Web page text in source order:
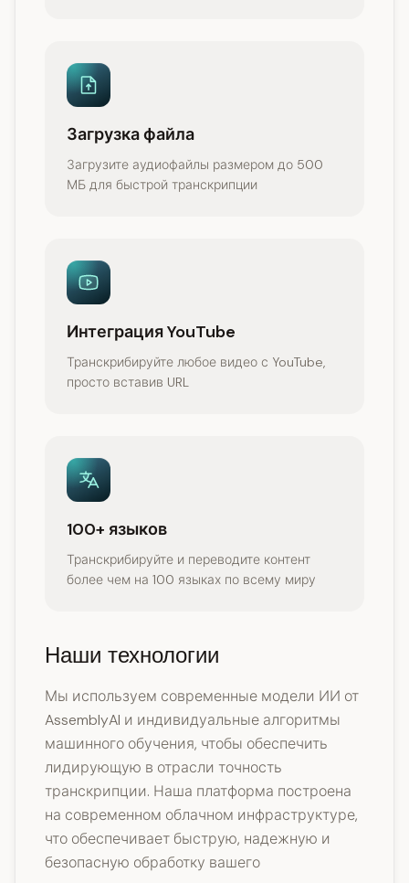
Загрузка файла
Загрузите аудиофайлы размером до 500
МБ для быстрой транскрипции
Интеграция YouTube
Транскрибируйте любое видео с YouTube,
просто вставив URL
100+ языков
Транскрибируйте и переводите контент
более чем на 100 языках по всему миру
Наши технологии
Мы используем современные модели ИИ от
AssemblyAI и индивидуальные алгоритмы
машинного обучения, чтобы обеспечить
лидирующую в отрасли точность
транскрипции. Наша платформа построена
на современном облачном инфраструктуре,
что обеспечивает быструю, надежную и
безопасную обработку вашего